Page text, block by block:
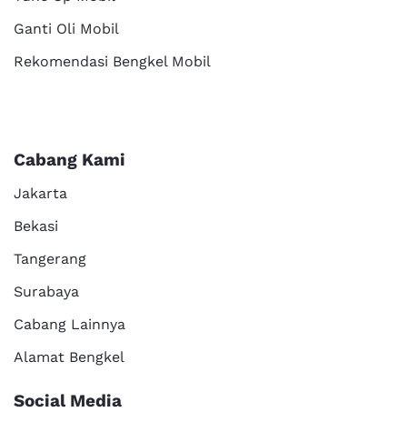
Ganti Oli Mobil
Rekomendasi Bengkel Mobil
Cabang Kami
Jakarta
Bekasi
Tangerang
Surabaya
Cabang Lainnya
Alamat Bengkel
Social Media